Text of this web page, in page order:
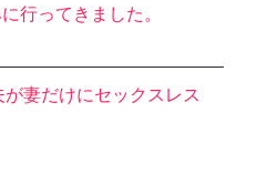
行ってきました。
妻だけにセックスレス